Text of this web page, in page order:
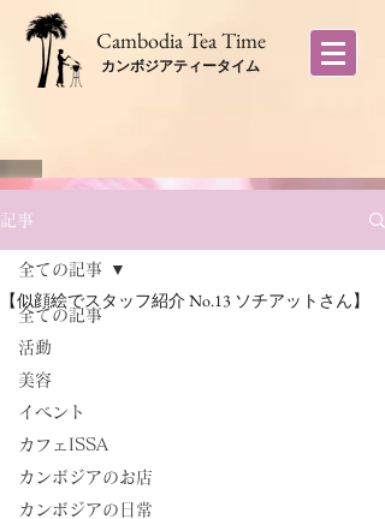
​Cambodia Tea Time
カンボジアティータイム
記事
全ての記事
活動
美容
イベント
カフェISSA
カンボジアのお店
カンボジアの日常
全ての記事
【似顔絵でスタッフ紹介 No.13 ソチアットさん】